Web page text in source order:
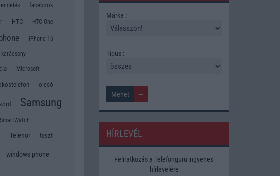
facebook
HTC HTC One
iPhone 16
karácsony
Microsoft
olcsó
Samsung
SmartWatch
Telenor teszt
windows phone
Márka :
Tipus :
HÍRLEVÉL
Feliratkozás a Telefonguru ingyenes
hírlevelére